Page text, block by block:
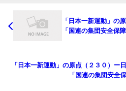
「日本一新運動」の
「国連の集団安全保
「日本一新運動」の原点（２３０）ー
「国連の集団安全